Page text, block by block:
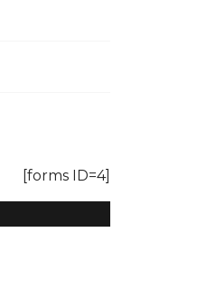
[forms ID=4]